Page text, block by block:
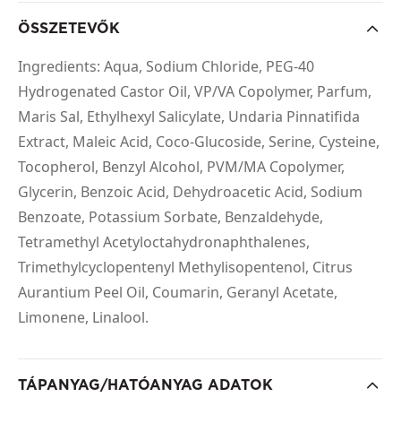
ÖSSZETEVŐK
Ingredients: Aqua, Sodium Chloride, PEG-40
Hydrogenated Castor Oil, VP/VA Copolymer, Parfum,
Maris Sal, Ethylhexyl Salicylate, Undaria Pinnatifida
Extract, Maleic Acid, Coco-Glucoside, Serine, Cysteine,
Tocopherol, Benzyl Alcohol, PVM/MA Copolymer,
Glycerin, Benzoic Acid, Dehydroacetic Acid, Sodium
Benzoate, Potassium Sorbate, Benzaldehyde,
Tetramethyl Acetyloctahydronaphthalenes,
Trimethylcyclopentenyl Methylisopentenol, Citrus
Aurantium Peel Oil, Coumarin, Geranyl Acetate,
Limonene, Linalool.
TÁPANYAG/HATÓANYAG ADATOK